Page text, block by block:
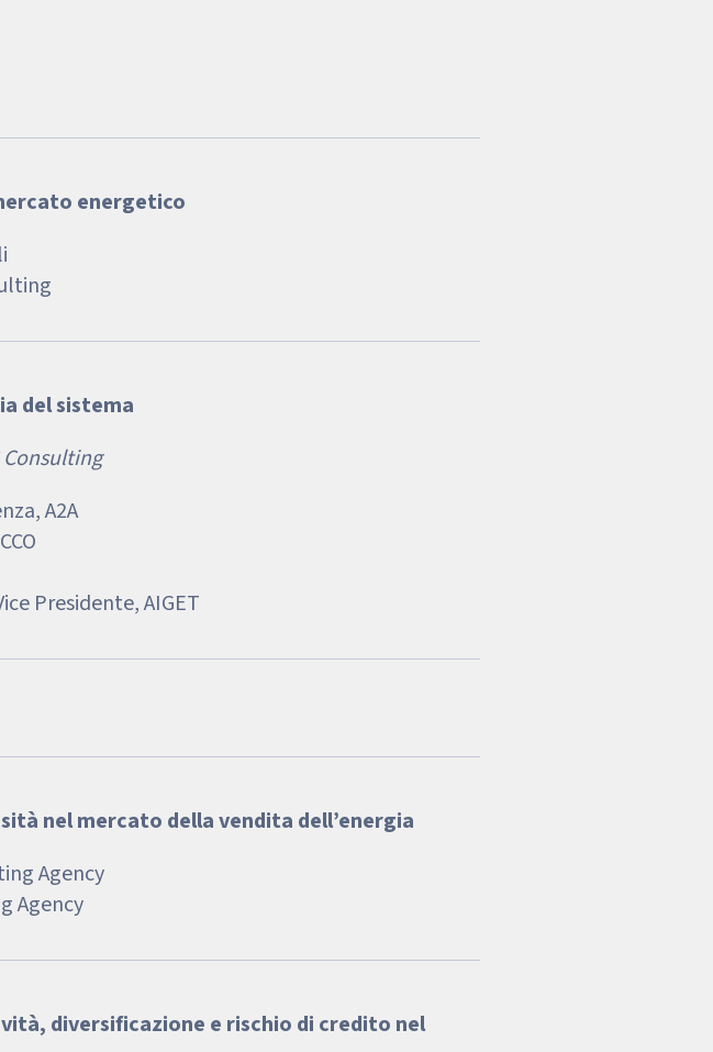
energetico
del sistema
A2A
Presidente, AIGET
nel mercato della vendita dell’energia
Agency
Agency
diversificazione e rischio di credito nel